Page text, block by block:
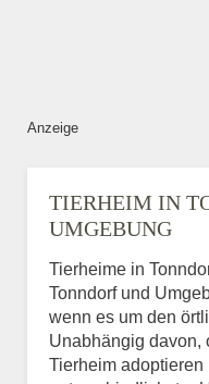
Anzeige
TIERHEIM IN
UMGEBUNG
Tierheime in
Tonndorf und
wenn es um den
Unabhängig davon,
Tierheim adoptieren